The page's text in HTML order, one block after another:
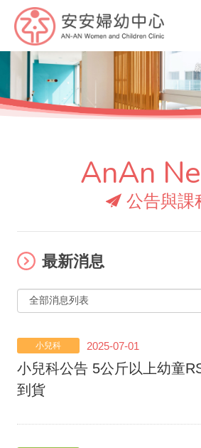
AnAn
公告與課
最新消息
小兒科 2025-07-01
小兒科公告 5公斤以上幼童
到貨